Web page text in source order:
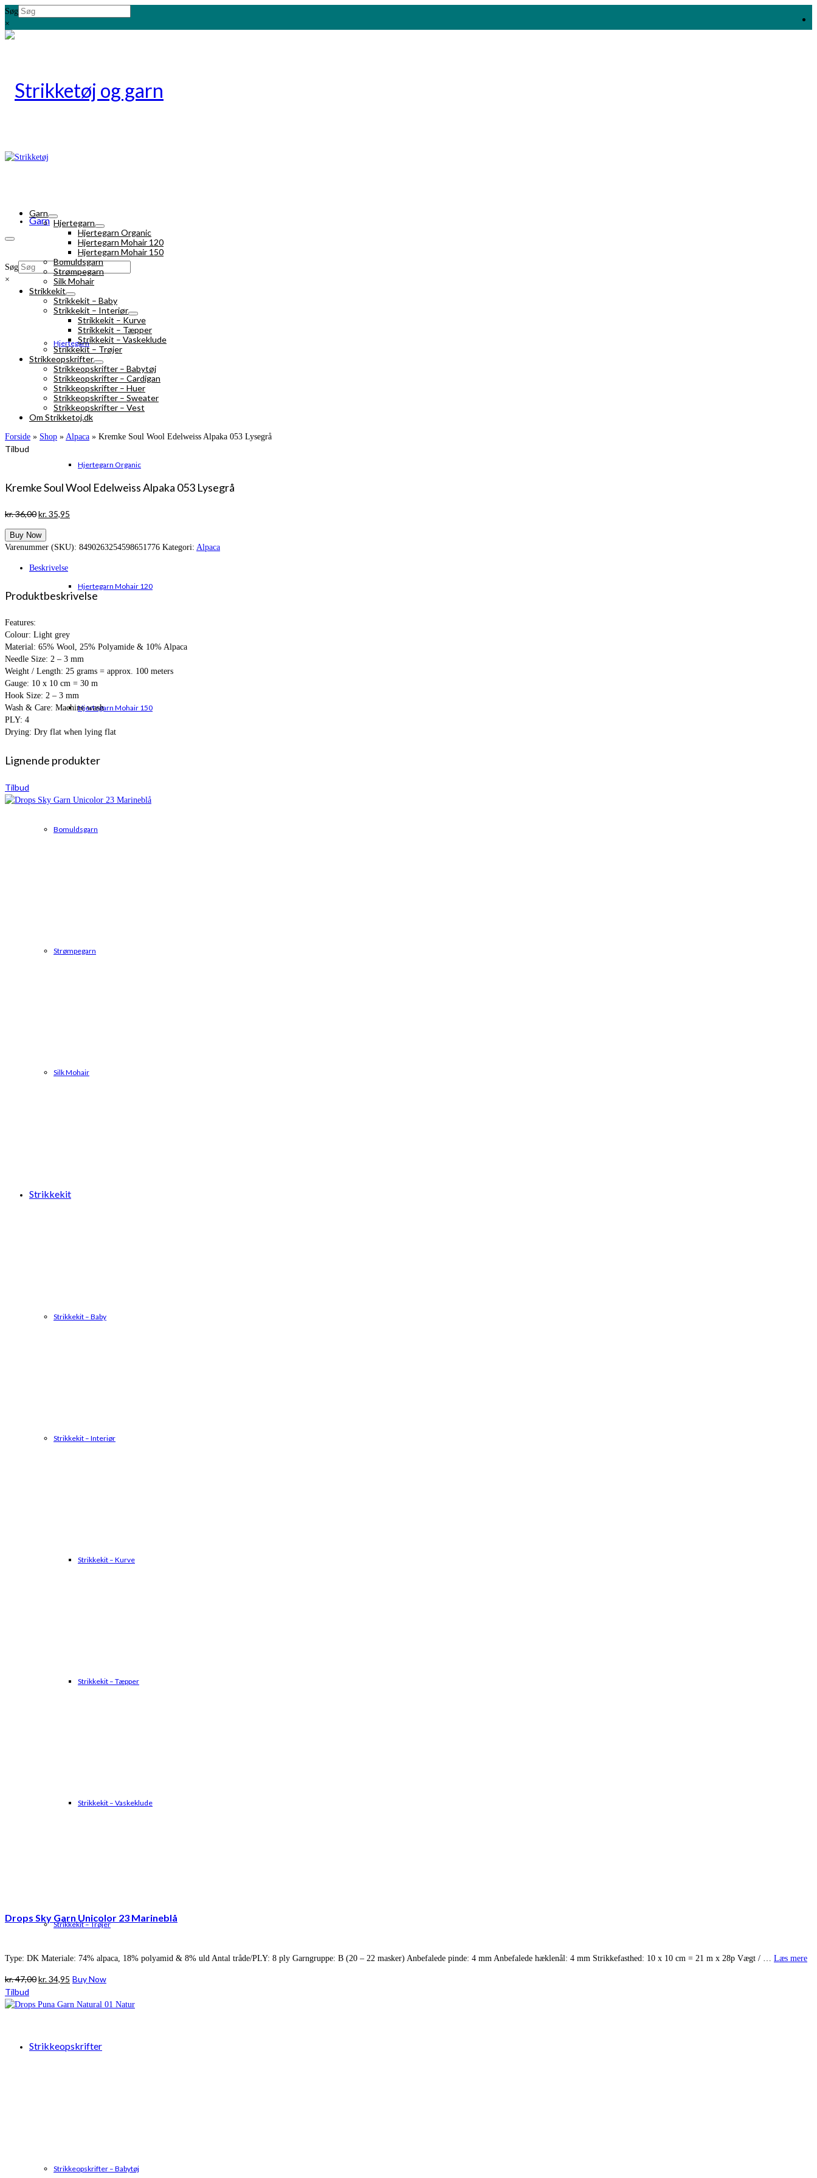
Søg
×
Garn
Hjertegarn
Hjertegarn Organic
Hjertegarn Mohair 120
Hjertegarn Mohair 150
Bomuldsgarn
Strømpegarn
Silk Mohair
Strikkekit
Strikkekit – Baby
Strikkekit – Interiør
Strikkekit – Kurve
Strikkekit – Tæpper
Strikkekit – Vaskeklude
Strikkekit – Trøjer
Strikkeopskrifter
Strikkeopskrifter – Babytøj
Søg
×
Garn
Hjertegarn
Hjertegarn Organic
Hjertegarn Mohair 120
Hjertegarn Mohair 150
Bomuldsgarn
Strømpegarn
Silk Mohair
Strikkekit
Strikkekit – Baby
Strikkekit – Interiør
Strikkekit – Kurve
Strikkekit – Tæpper
Strikkekit – Vaskeklude
Strikkekit – Trøjer
Strikkeopskrifter
Strikkeopskrifter – Babytøj
Strikkeopskrifter – Cardigan
Strikkeopskrifter – Huer
Strikkeopskrifter – Sweater
Strikkeopskrifter – Vest
Om Strikketoj.dk
Forside » Shop » Alpaca » Kremke Soul Wool Edelweiss Alpaka 053 Lysegrå
Tilbud
Kremke Soul Wool Edelweiss Alpaka 053 Lysegrå
kr.36,00Den
pris
var:
kr.35,95
er:
Buy Now
Varenummer (SKU): 8490263254598651776 Kategori: Alpaca
Beskrivelse
Produktbeskrivelse
Features:
Colour: Light grey
Material: 65% Wool, 25% Polyamide & 10% Alpaca
Needle Size: 2 – 3 mm
Weight / Length: 25 grams = approx. 100 meters
Gauge: 10 x 10 cm = 30 m
Hook Size: 2 – 3 mm
Wash & Care: Machine wash
PLY: 4
Drying: Dry flat when lying flat
Lignende produkter
Tilbud
Drops Sky Garn Unicolor 23 Marineblå
Type: DK Materiale: 74% alpaca, 18% polyamid & 8% uld Antal tråde/PLY: 8 ply Garngruppe: B (20 – 22 masker) Anbefalede pinde: 4 mm Anbefalede hæklenål: 4 mm Strikkefasthed: 10 x 10 cm = 21 m x 28p Vægt / … Læs mere
kr.47,00Den
pris
kr.34,95 Den
pris
Buy Now
Tilbud